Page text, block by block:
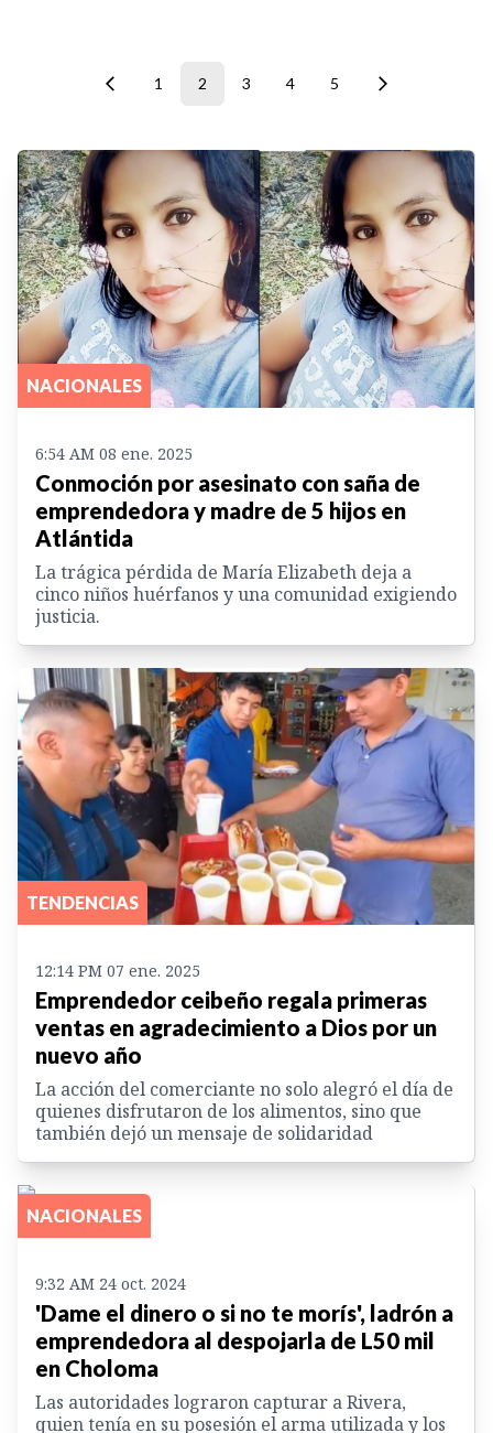
1 2 3 4 5
NACIONALES
6:54 AM 08 ene. 2025
Conmoción por asesinato con saña de
emprendedora y madre de 5 hijos en
Atlántida
La trágica pérdida de María Elizabeth deja a
cinco niños huérfanos y una comunidad exigiendo
justicia.
TENDENCIAS
12:14 PM 07 ene. 2025
Emprendedor ceibeño regala primeras
ventas en agradecimiento a Dios por un
nuevo año
La acción del comerciante no solo alegró el día de
quienes disfrutaron de los alimentos, sino que
también dejó un mensaje de solidaridad
NACIONALES
9:32 AM 24 oct. 2024
'Dame el dinero o si no te morís', ladrón a
emprendedora al despojarla de L50 mil
en Choloma
Las autoridades lograron capturar a Rivera,
quien tenía en su posesión el arma utilizada y los